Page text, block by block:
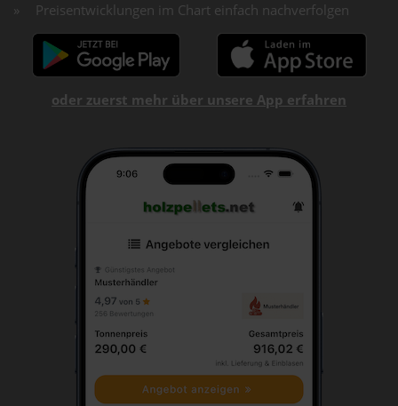
Preisentwicklungen im Chart einfach nachverfolgen
oder zuerst mehr über unsere App erfahren